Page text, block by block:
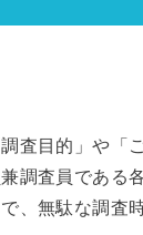
査目的」や「
調査員である
、無駄な調査